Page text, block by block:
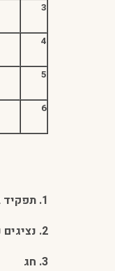
3
4
5
6
1. תפקיד במשפט
2. נציגים נבחרים
3. חג